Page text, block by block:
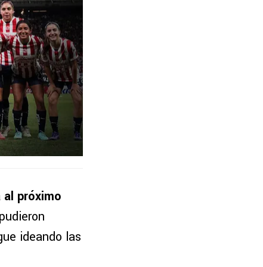
próximo
ideando las